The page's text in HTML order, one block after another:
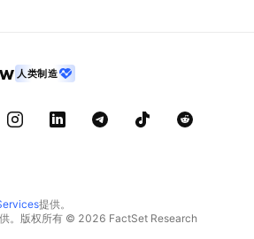
人类制造
提供。
。版权所有 © 2026 FactSet Research